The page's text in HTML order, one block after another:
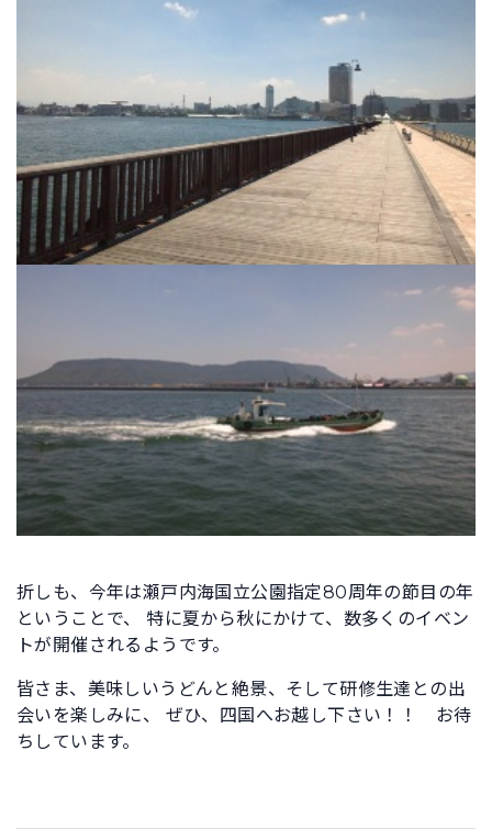
折しも、今年は瀬戸内海国立公園指定80周年の節目の年
ということで、 特に夏から秋にかけて、数多くのイベン
トが開催されるようです。
皆さま、美味しいうどんと絶景、そして研修生達との出
会いを楽しみに、 ぜひ、四国へお越し下さい！！ お待
ちしています。